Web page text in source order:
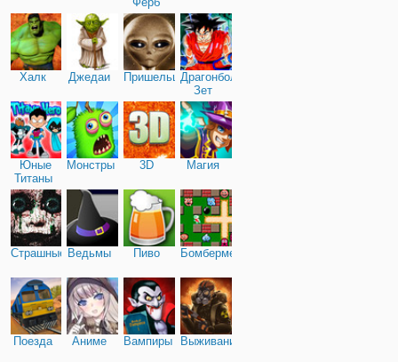
Халк Джедаи ПришельцыДрагонболл
Зет
Юные
Титаны
Монстры 3D Магия
Страшные Ведьмы Пиво Бомбермен
Поезда Аниме Вампиры Выживание